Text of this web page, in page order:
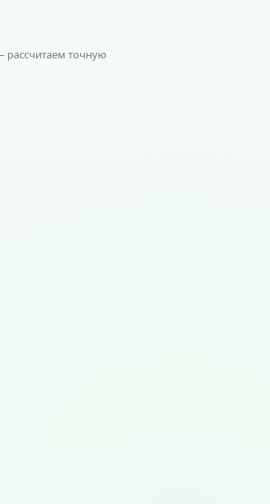
рассчитаем точную